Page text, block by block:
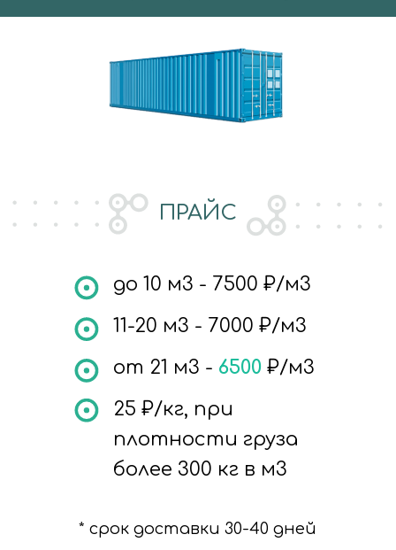
ПРАЙС
до 10 м3 - 7500 ₽/м3
11-20 м3 - 7000 ₽/м3
от 21 м3 - 6500 ₽/м3
25 ₽/кг, при
плотности груза
более 300 кг в м3
* срок доставки 30-40 дней